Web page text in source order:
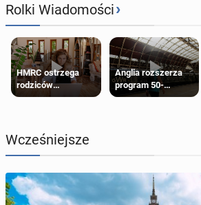
Rolki Wiadomości›
HMRC ostrzega
rodziców
pobierających Child
zwrotu zasiłku
Anglia rozszerza
program 50-
procentowych
Wcześniejsze